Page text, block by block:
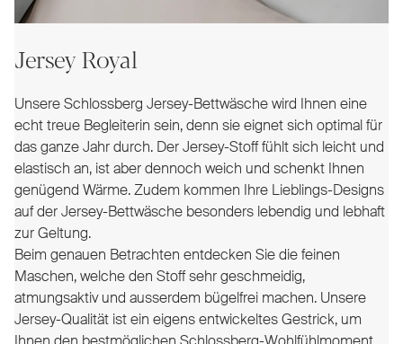
Jersey Royal
Unsere Schlossberg Jersey-Bettwäsche wird Ihnen eine
echt treue Begleiterin sein, denn sie eignet sich optimal für
das ganze Jahr durch. Der Jersey-Stoff fühlt sich leicht und
elastisch an, ist aber dennoch weich und schenkt Ihnen
genügend Wärme. Zudem kommen Ihre Lieblings-Designs
auf der Jersey-Bettwäsche besonders lebendig und lebhaft
zur Geltung.
Beim genauen Betrachten entdecken Sie die feinen
Maschen, welche den Stoff sehr geschmeidig,
atmungsaktiv und ausserdem bügelfrei machen. Unsere
Jersey-Qualität ist ein eigens entwickeltes Gestrick, um